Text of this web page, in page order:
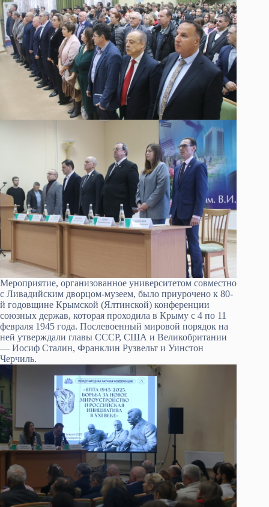
Мероприятие, организованное университетом совместно
с Ливадийским дворцом-музеем, было приурочено к 80-
й годовщине Крымской (Ялтинской) конференции
союзных держав, которая проходила в Крыму с 4 по 11
февраля 1945 года. Послевоенный мировой порядок на
ней утверждали главы СССР, США и Великобритании
— Иосиф Сталин, Франклин Рузвельт и Уинстон
Черчиль.